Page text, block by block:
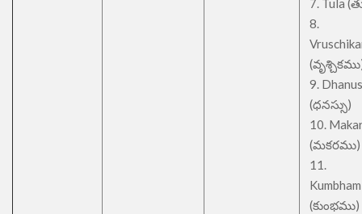
7. Tula
8.
9.
(ధనస్సు)
10.
(మకరము)
11.
Kumbham
(కుంభము)